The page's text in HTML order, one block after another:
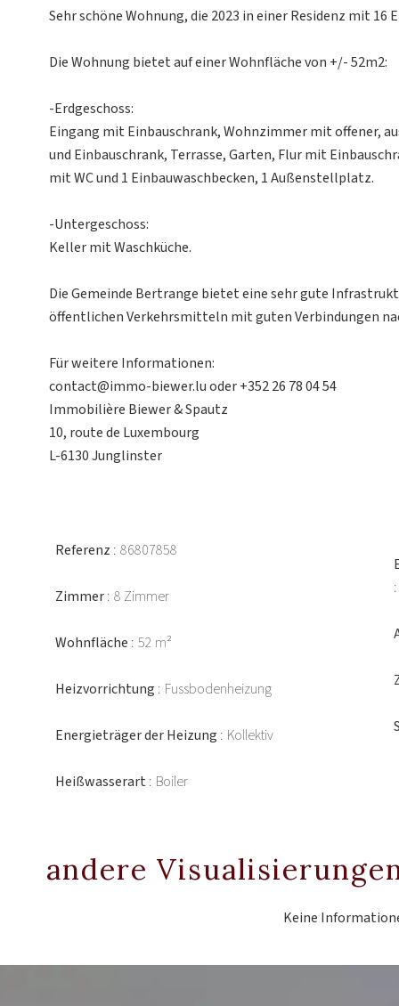
Sehr schöne Wohnung, die 2023 in einer Residenz mit 16
Die Wohnung bietet auf einer Wohnfläche von +/- 52m2:
-Erdgeschoss:
Eingang mit Einbauschrank, Wohnzimmer mit offener,
und Einbauschrank, Terrasse, Garten, Flur mit
mit WC und 1 Einbauwaschbecken, 1 Außenstellplatz.
-Untergeschoss:
Keller mit Waschküche.
Die Gemeinde Bertrange bietet eine sehr gute
öffentlichen Verkehrsmitteln mit guten Verbindungen
Für weitere Informationen:
contact@immo-biewer.lu oder +352 26 78 04 54
Immobilière Biewer & Spautz
10, route de Luxembourg
L-6130 Junglinster
Referenz 86807858
Zimmer 8 Zimmer
Wohnfläche 52 m²
Heizvorrichtung Fussbodenheizung
Energieträger der Heizung Kollektiv
Heißwasserart Boiler
andere
Keine